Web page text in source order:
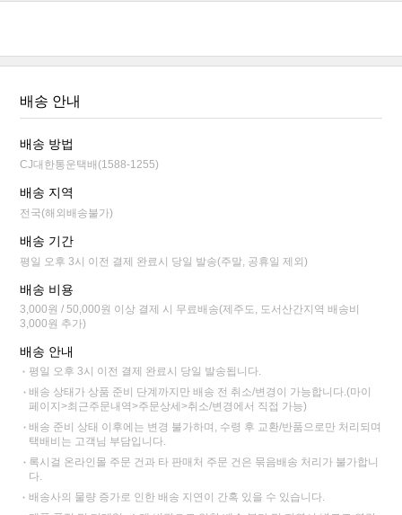
배송 안내
배송 방법
CJ대한통운택배(1588-1255)
배송 지역
전국(해외배송불가)
배송 기간
평일 오후 3시 이전 결제 완료시 당일 발송(주말, 공휴일 제외)
배송 비용
3,000원 / 50,000원 이상 결제 시 무료배송(제주도, 도서산간지역 배송비
3,000원 추가)
배송 안내
평일 오후 3시 이전 결제 완료시 당일 발송됩니다.
배송 상태가 상품 준비 단계까지만 배송 전 취소/변경이 가능합니다.(마이
페이지>최근주문내역>주문상세>취소/변경에서 직접 가능)
배송 준비 상태 이후에는 변경 불가하며, 수령 후 교환/반품으로만 처리되며
택배비는 고객님 부담입니다.
록시걸 온라인몰 주문 건과 타 판매처 주문 건은 묶음배송 처리가 불가합니
다.
배송사의 물량 증가로 인한 배송 지연이 간혹 있을 수 있습니다.